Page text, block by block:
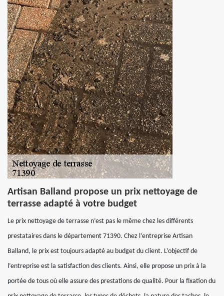
Artisan Balland propose un prix nettoyage de
terrasse adapté à votre budget
Le prix nettoyage de terrasse n’est pas le même chez les différents
prestataires dans le département 71390. Chez l’entreprise Artisan
Balland, le prix est toujours adapté au budget du client. L’objectif de
l’entreprise est la satisfaction des clients. Ainsi, elle propose un prix à la
portée de tous où elle assure des prestations de qualité. Pour la fixation du